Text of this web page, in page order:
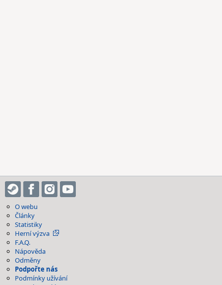
O webu
Články
Statistiky
Herní výzva
F.A.Q.
Nápověda
Odměny
Podpořte nás
Podmínky užívání